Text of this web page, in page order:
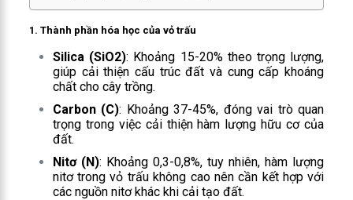
1. Thành phần hóa học của vỏ trấu
Silica (SiO2): Khoảng 15-20% theo trọng lượng,
giúp cải thiện cấu trúc đất và cung cấp khoáng
chất cho cây trồng.
Carbon (C): Khoảng 37-45%, đóng vai trò quan
trọng trong việc cải thiện hàm lượng hữu cơ của
đất.
Nitơ (N): Khoảng 0,3-0,8%, tuy nhiên, hàm lượng
nitơ trong vỏ trấu không cao nên cần kết hợp với
các nguồn nitơ khác khi cải tạo đất.